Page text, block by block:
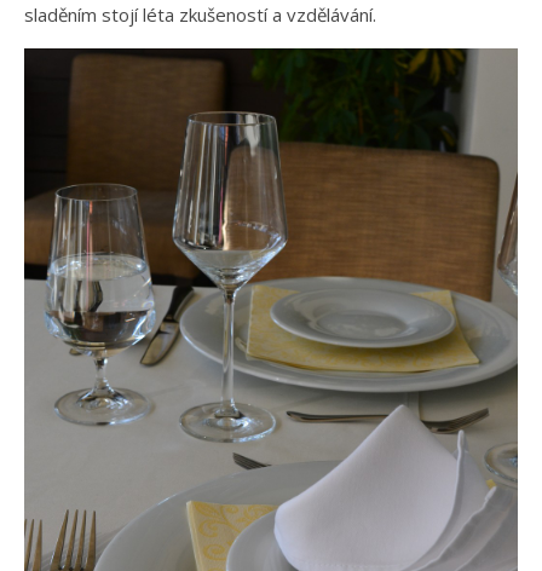
sladěním stojí léta zkušeností a vzdělávání.